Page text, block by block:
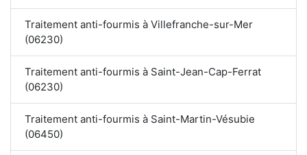
Traitement anti-fourmis à Villefranche-sur-Mer
(06230)
Traitement anti-fourmis à Saint-Jean-Cap-Ferrat
(06230)
Traitement anti-fourmis à Saint-Martin-Vésubie
(06450)